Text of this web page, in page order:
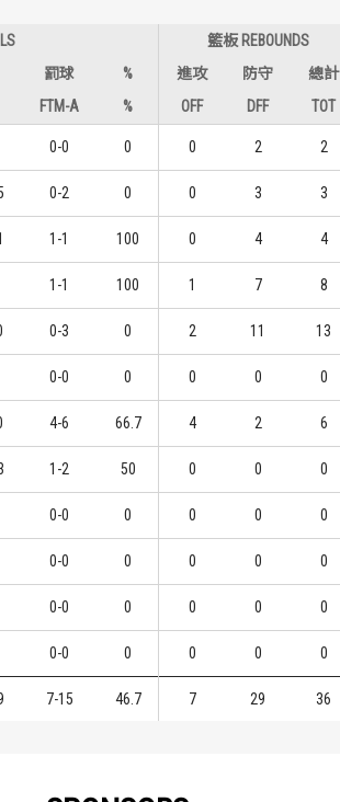
籃板 REBOUNDS
罰球 % 進攻 防守 總計
FTM-A % OFF DFF TOT
0-0 0 0 2 2
0-2 0 0 3 3
1-1 100 0 4 4
1-1 100 1 7 8
0-3 0 2 11 13
0-0 0 0 0 0
4-6 66.7 4 2 6
1-2 50 0 0 0
0-0 0 0 0 0
0-0 0 0 0 0
0-0 0 0 0 0
0-0 0 0 0 0
7-15 46.7 7 29 36